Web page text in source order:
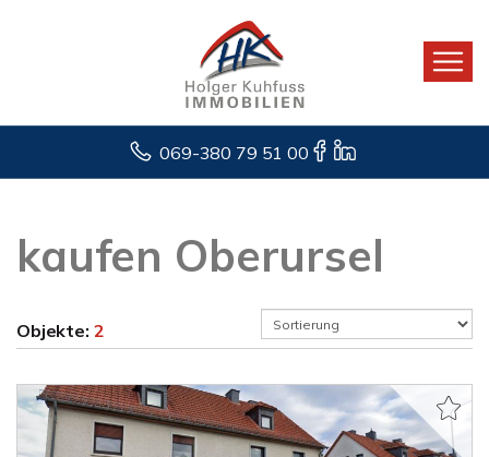
069-380 79 51 00
kaufen Oberursel
Objekte: 2